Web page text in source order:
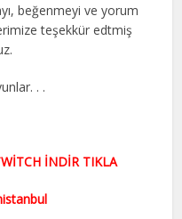
beğenmeyi ve yorum
teşekkür edtmiş
. .
İNDİR TIKLA